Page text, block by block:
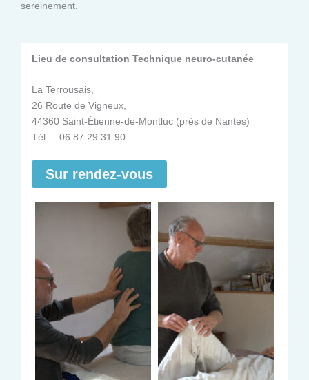
sereinement.
Lieu de consultation Technique neuro-cutanée
La Terrousais,
26 Route de Vigneux,
44360 Saint-Étienne-de-Montluc (près de Nantes)
Tél. : 06 87 29 31 90
Sur rendez-vous